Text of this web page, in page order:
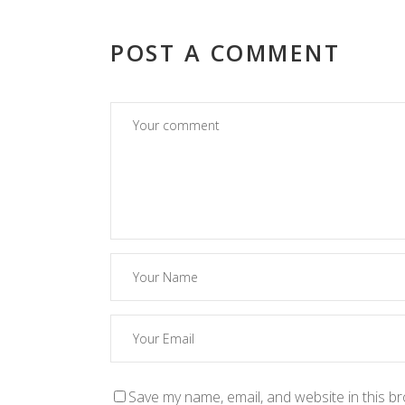
POST A COMMENT
Save my name, email, and website in this